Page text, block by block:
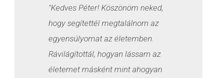
"Kedves Péter! Köszönöm neked,
hogy segítettél megtalálnom az
egyensúlyomat az életemben.
Rávilágítottál, hogyan lássam az
életemet másként mint ahogyan